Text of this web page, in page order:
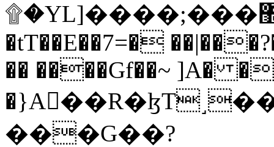
۩�YL]����;���׿�޽������+��k��o���O�Zt�6�[a��v_r;�b�f���==
�tT��E��7=�
�� ����Gf��~ ]A�
���G��?